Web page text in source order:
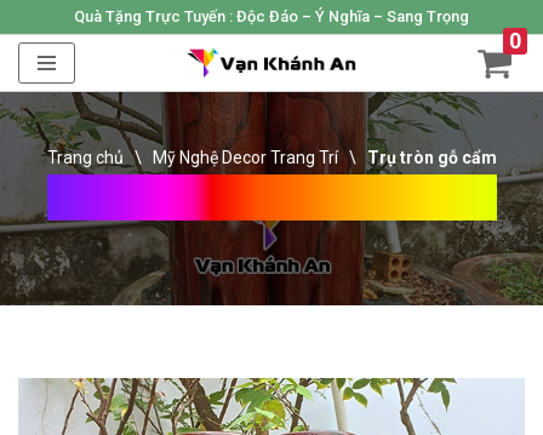
Skip
to
content
Quà Tặng Trực Tuyến : Độc Đáo – Ý Nghĩa – Sang Trọng
0
Trang chủ \ Mỹ Nghệ Decor Trang Trí\ Trụ tròn gỗ cẩm